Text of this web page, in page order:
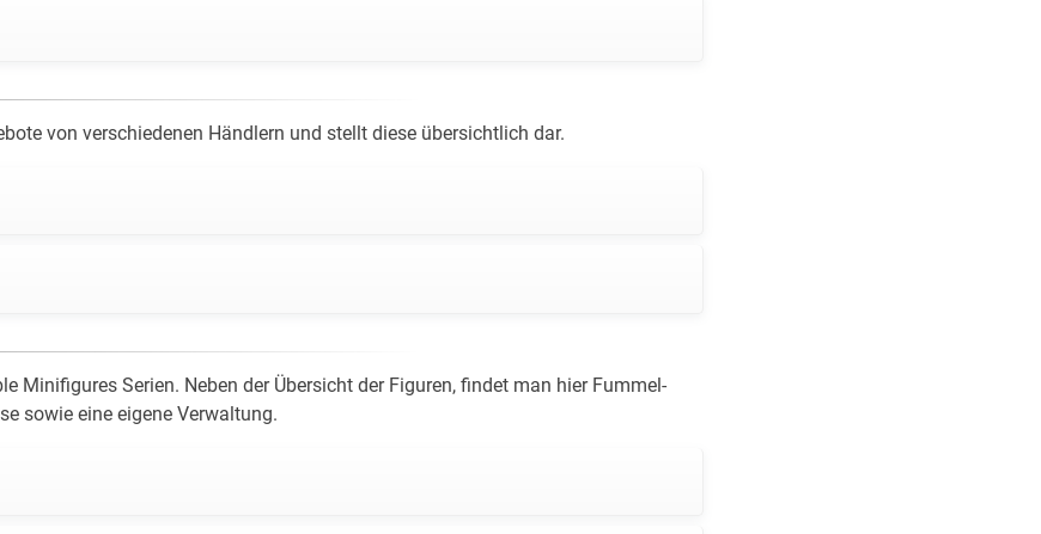
von verschiedenen Händlern und stellt diese übersichtlich dar.
Minifigures Serien. Neben der Übersicht der Figuren, findet man hier Fummel-
sowie eine eigene Verwaltung.